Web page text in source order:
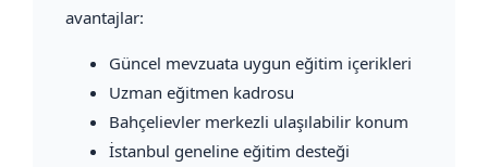
avantajlar:
Güncel mevzuata uygun eğitim içerikleri
Uzman eğitmen kadrosu
Bahçelievler merkezli ulaşılabilir konum
İstanbul geneline eğitim desteği